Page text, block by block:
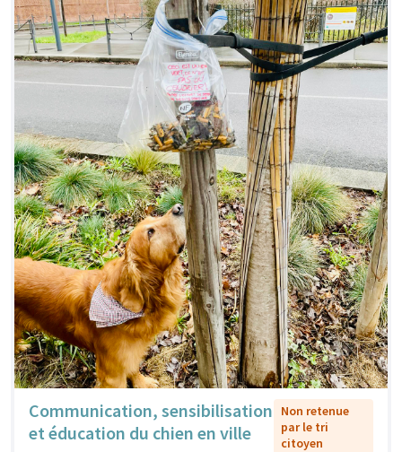
Communication, sensibilisation
et éducation du chien en ville
Non retenue
par le tri
citoyen